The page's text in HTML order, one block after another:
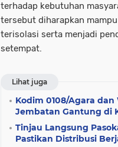
terhadap kebutuhan
tersebut diharapkan
terisolasi serta menjadi
setempat.
Lihat juga
Kodim 0108/Agara
Jembatan Gantung di
Tinjau Langsung
Pastikan Distribusi